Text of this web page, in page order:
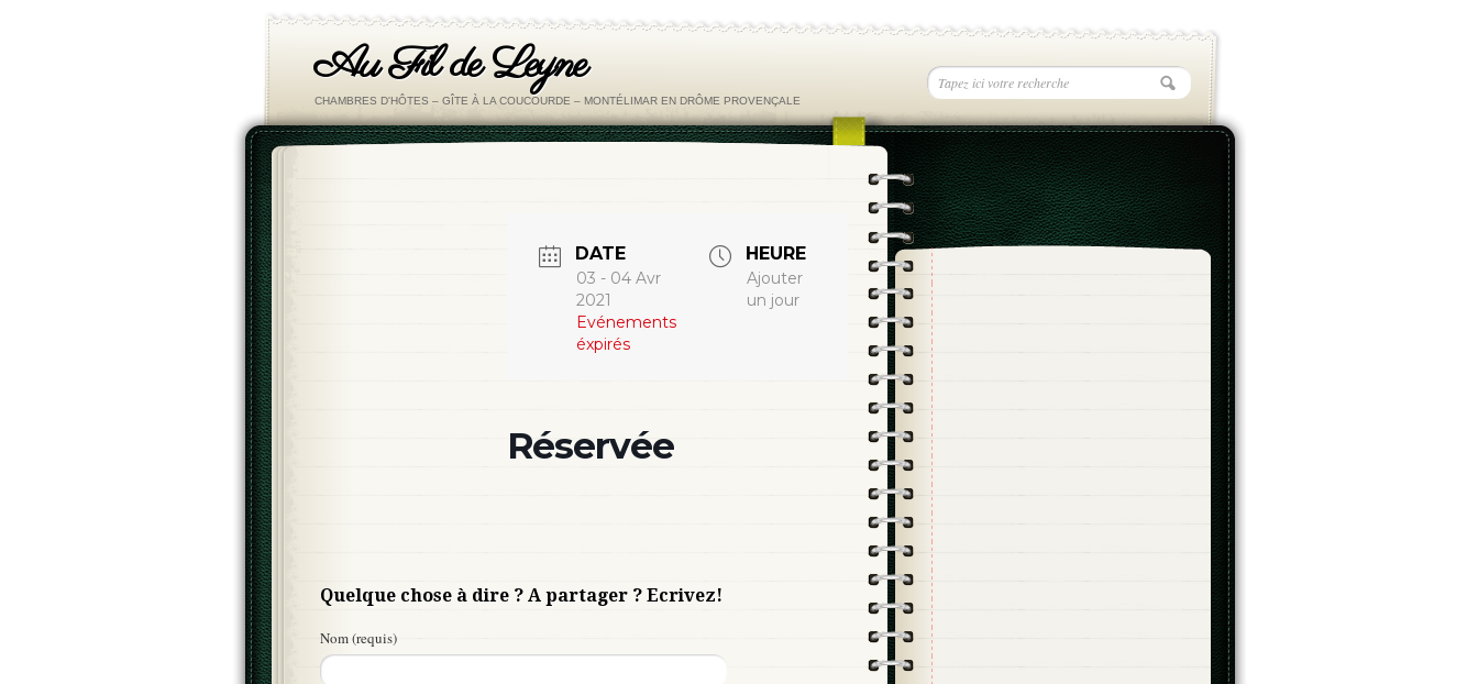
Au Fil de Leyne
CHAMBRES D'HÔTES – GÎTE À LA COUCOURDE – MONTÉLIMAR EN DRÔME PROVENÇALE
DATE
03 - 04 Avr
2021
Evénements
éxpirés
HEURE
Ajouter
un jour
Réservée
Quelque chose à dire ? A partager ? Ecrivez!
Nom (requis)